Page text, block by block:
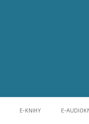
E-KNIHY E-